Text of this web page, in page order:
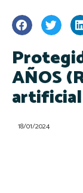
AÑOS
artificial
18/01/2024